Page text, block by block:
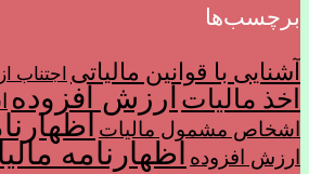
برچسب‌ها
آشنایی با قوانین مالیاتی اجتناب
اخذ مالیات ارزش افزوده
اشخاص مشمول ماليات
ارزش افزوده اظهارنامه